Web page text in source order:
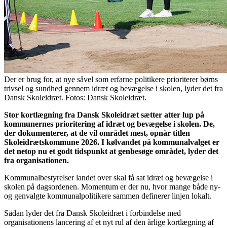
Der er brug for, at nye såvel som erfarne politikere prioriterer børns
trivsel og sundhed gennem idræt og bevægelse i skolen, lyder det fra
Dansk Skoleidræt. Fotos: Dansk Skoleidræt.
Stor kortlægning fra Dansk Skoleidræt sætter atter lup på
kommunernes prioritering af idræt og bevægelse i skolen. De,
der dokumenterer, at de vil området mest, opnår titlen
Skoleidrætskommune 2026. I kølvandet på kommunalvalget er
det netop nu et godt tidspunkt at genbesøge området, lyder det
fra organisationen.
Kommunalbestyrelser landet over skal få sat idræt og bevægelse i
skolen på dagsordenen. Momentum er der nu, hvor mange både ny-
og genvalgte kommunalpolitikere sammen definerer linjen lokalt.
Sådan lyder det fra Dansk Skoleidræt i forbindelse med
organisationens lancering af et nyt rul af den årlige kortlægning af